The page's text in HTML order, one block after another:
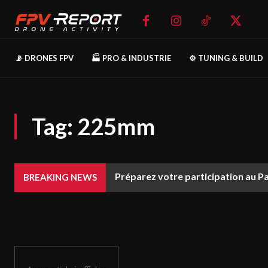
📡 DRONES FPV 🏭 PRO & INDUSTRIE ⚙️ TUNING & BUILD
Tag: 225mm
BREAKING NEWS Préparez votre participation au